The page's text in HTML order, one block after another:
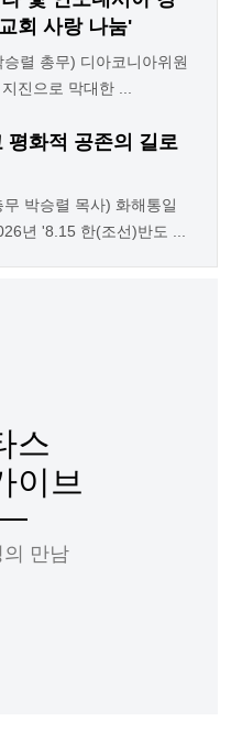
회 사랑 나눔'
렬 총무) 디아코니아위원
진으로 막대한 ...
평화적 공존의 길로
박승렬 목사) 화해통일
년 '8.15 한(조선)반도 ...
스
이브
만남